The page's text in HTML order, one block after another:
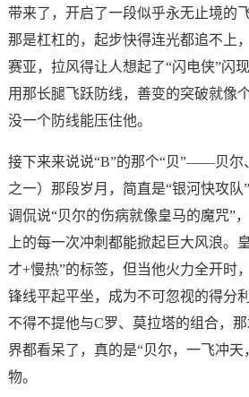
带来了，开启了一段似乎永无止境的
那是杠杠的，起步快得连光都追不上
赛亚，拉风得让人想起了“闪电侠”闪
用那长腿飞跃防线，善变的突破就像
没一个防线能压住他。
接下来来说说“B”的那个“贝”——贝尔
之一）那段岁月，简直是“银河快攻队
调侃说“贝尔的伤病就像皇马的魔咒”
上的每一次冲刺都能掀起巨大风浪。
才+慢热”的标签，但当他火力全开时
锋线平起平坐，成为不可忽视的得分
不得不提他与C罗、莫拉塔的组合，
界都看呆了，真的是“贝尔，一飞冲天
物。